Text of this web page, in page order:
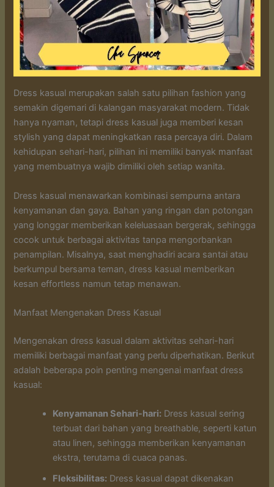
Dress kasual merupakan salah satu pilihan fashion yang
semakin digemari di kalangan masyarakat modern. Tidak
hanya nyaman, tetapi dress kasual juga memberi kesan
stylish yang dapat meningkatkan rasa percaya diri. Dalam
kehidupan sehari-hari, pilihan ini memiliki banyak manfaat
yang membuatnya wajib dimiliki oleh setiap wanita.
Dress kasual menawarkan kombinasi sempurna antara
kenyamanan dan gaya. Bahan yang ringan dan potongan
yang longgar memberikan keleluasaan bergerak, sehingga
cocok untuk berbagai aktivitas tanpa mengorbankan
penampilan. Misalnya, saat menghadiri acara santai atau
berkumpul bersama teman, dress kasual memberikan
kesan effortless namun tetap menawan.
Manfaat Mengenakan Dress Kasual
Mengenakan dress kasual dalam aktivitas sehari-hari
memiliki berbagai manfaat yang perlu diperhatikan. Berikut
adalah beberapa poin penting mengenai manfaat dress
kasual:
Kenyamanan Sehari-hari: Dress kasual sering
terbuat dari bahan yang breathable, seperti katun
atau linen, sehingga memberikan kenyamanan
ekstra, terutama di cuaca panas.
Fleksibilitas: Dress kasual dapat dikenakan